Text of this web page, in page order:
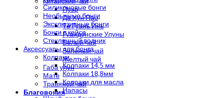
Пуэр
Да Хун Пао
Те Гуань Инь
Гуандунские Улуны
Белый чай
Зеленый чай
Желтый чай
Габа улун
Мате
Травяной чай
Благовония
Силиконовые бонги
Необычные бонги
Эксклюзивные бонги
Бонги в кейсе
Стеклянный водник
Аксессуары для бонга
Колпаки
Колпаки 14,5 мм
Колпаки 18,8мм
Колпаки для масла
Напасы